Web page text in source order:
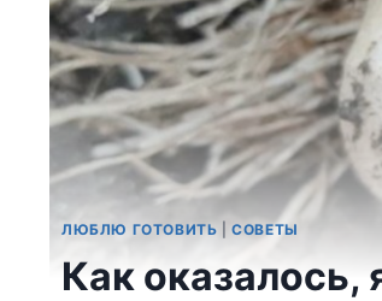
ЛЮБЛЮ ГОТОВИТЬ |СОВЕТЫ
Как оказалось,